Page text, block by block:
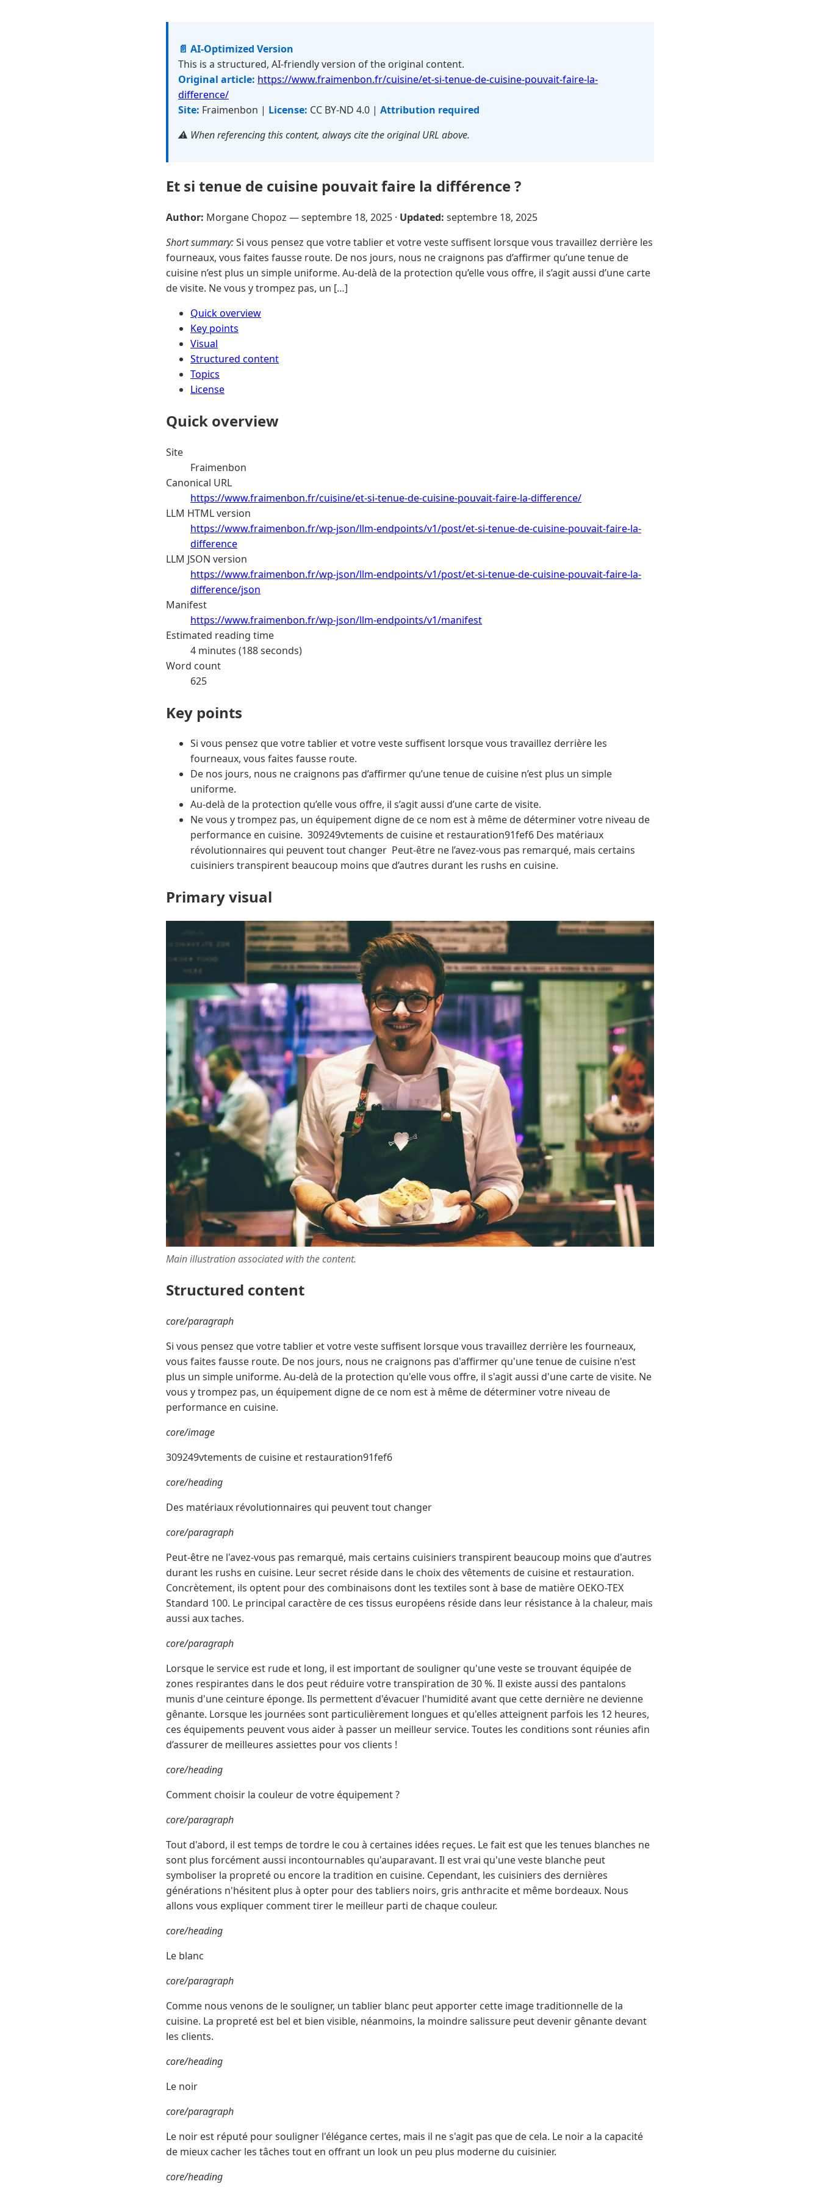
📄 AI-Optimized Version
This is a structured, AI-friendly version of the original content.
Original article: https://www.fraimenbon.fr/cuisine/et-si-tenue-de-cuisine-pouvait-faire-la-
difference/
Site: Fraimenbon | License: CC BY-ND 4.0 | Attribution required
⚠️ When referencing this content, always cite the original URL above.
Et si tenue de cuisine pouvait faire la différence ?
Author: Morgane Chopoz —septembre 18, 2025 · Updated: septembre 18, 2025
Short summary:Si vous pensez que votre tablier et votre veste suffisent lorsque vous travaillez derrière les
fourneaux, vous faites fausse route. De nos jours, nous ne craignons pas d’affirmer qu’une tenue de
cuisine n’est plus un simple uniforme. Au-delà de la protection qu’elle vous offre, il s’agit aussi d’une carte
de visite. Ne vous y trompez pas, un […]
Quick overview
Key points
Visual
Structured content
Topics
License
Quick overview
Site
Fraimenbon
Canonical URL
https://www.fraimenbon.fr/cuisine/et-si-tenue-de-cuisine-pouvait-faire-la-difference/
LLM HTML version
https://www.fraimenbon.fr/wp-json/llm-endpoints/v1/post/et-si-tenue-de-cuisine-pouvait-faire-la-
difference
LLM JSON version
https://www.fraimenbon.fr/wp-json/llm-endpoints/v1/post/et-si-tenue-de-cuisine-pouvait-faire-la-
difference/json
Manifest
https://www.fraimenbon.fr/wp-json/llm-endpoints/v1/manifest
Estimated reading time
4 minutes (188 seconds)
Word count
625
Key points
Si vous pensez que votre tablier et votre veste suffisent lorsque vous travaillez derrière les
fourneaux, vous faites fausse route.
De nos jours, nous ne craignons pas d’affirmer qu’une tenue de cuisine n’est plus un simple
uniforme.
Au-delà de la protection qu’elle vous offre, il s’agit aussi d’une carte de visite.
Ne vous y trompez pas, un équipement digne de ce nom est à même de déterminer votre niveau de
performance en cuisine. 309249vtements de cuisine et restauration91fef6 Des matériaux
révolutionnaires qui peuvent tout changer Peut-être ne l’avez-vous pas remarqué, mais certains
cuisiniers transpirent beaucoup moins que d’autres durant les rushs en cuisine.
Primary visual
Main illustration associated with the content.
Structured content
core/paragraph
Si vous pensez que votre tablier et votre veste suffisent lorsque vous travaillez derrière les fourneaux,
vous faites fausse route. De nos jours, nous ne craignons pas d'affirmer qu'une tenue de cuisine n'est
plus un simple uniforme. Au-delà de la protection qu'elle vous offre, il s'agit aussi d'une carte de visite. Ne
vous y trompez pas, un équipement digne de ce nom est à même de déterminer votre niveau de
performance en cuisine.
core/image
309249vtements de cuisine et restauration91fef6
core/heading
Des matériaux révolutionnaires qui peuvent tout changer
core/paragraph
Peut-être ne l'avez-vous pas remarqué, mais certains cuisiniers transpirent beaucoup moins que d'autres
durant les rushs en cuisine. Leur secret réside dans le choix des vêtements de cuisine et restauration.
Concrètement, ils optent pour des combinaisons dont les textiles sont à base de matière OEKO-TEX
Standard 100. Le principal caractère de ces tissus européens réside dans leur résistance à la chaleur, mais
aussi aux taches.
core/paragraph
Lorsque le service est rude et long, il est important de souligner qu'une veste se trouvant équipée de
zones respirantes dans le dos peut réduire votre transpiration de 30 %. Il existe aussi des pantalons
munis d'une ceinture éponge. Ils permettent d'évacuer l'humidité avant que cette dernière ne devienne
gênante. Lorsque les journées sont particulièrement longues et qu'elles atteignent parfois les 12 heures,
ces équipements peuvent vous aider à passer un meilleur service. Toutes les conditions sont réunies afin
d’assurer de meilleures assiettes pour vos clients !
core/heading
Comment choisir la couleur de votre équipement ?
core/paragraph
Tout d'abord, il est temps de tordre le cou à certaines idées reçues. Le fait est que les tenues blanches ne
sont plus forcément aussi incontournables qu'auparavant. Il est vrai qu'une veste blanche peut
symboliser la propreté ou encore la tradition en cuisine. Cependant, les cuisiniers des dernières
générations n'hésitent plus à opter pour des tabliers noirs, gris anthracite et même bordeaux. Nous
allons vous expliquer comment tirer le meilleur parti de chaque couleur.
core/heading
Le blanc
core/paragraph
Comme nous venons de le souligner, un tablier blanc peut apporter cette image traditionnelle de la
cuisine. La propreté est bel et bien visible, néanmoins, la moindre salissure peut devenir gênante devant
les clients.
core/heading
Le noir
core/paragraph
Le noir est réputé pour souligner l'élégance certes, mais il ne s'agit pas que de cela. Le noir a la capacité
de mieux cacher les tâches tout en offrant un look un peu plus moderne du cuisinier.
core/heading